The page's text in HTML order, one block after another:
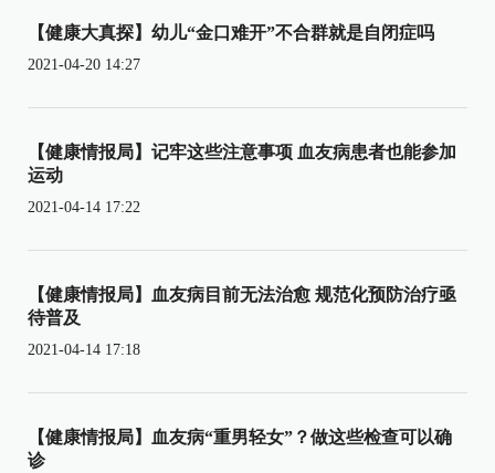
【健康大真探】幼儿“金口难开”不合群就是自闭症吗
2021-04-20 14:27
【健康情报局】记牢这些注意事项 血友病患者也能参加
运动
2021-04-14 17:22
【健康情报局】血友病目前无法治愈 规范化预防治疗亟
待普及
2021-04-14 17:18
【健康情报局】血友病“重男轻女”？做这些检查可以确
诊